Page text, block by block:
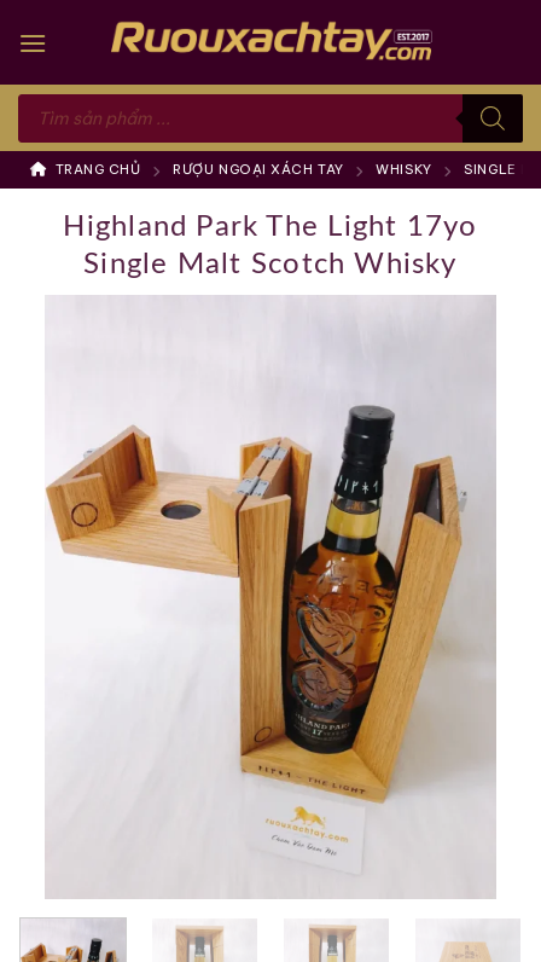
Tìm
kiếm
phẩm
TRANG CHỦ RƯỢU NGOẠI XÁCH TAY WHISKY SINGLE
Highland Park The Light 17yo
Single Malt Scotch Whisky